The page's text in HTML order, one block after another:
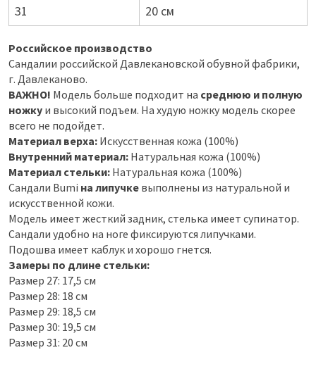
31
20 см
Российское производство
Сандалии российской Давлекановской обувной фабрики,
г. Давлеканово.
ВАЖНО! Модель больше подходит на среднюю и полную
ножку и высокий подъем. На худую ножку модель скорее
всего не подойдет.
Материал верха: Искусственная кожа (100%)
Внутренний материал: Натуральная кожа (100%)
Материал стельки: Натуральная кожа (100%)
Сандали Bumi на липучке выполнены из натуральной и
искусственной кожи.
Модель имеет жесткий задник, стелька имеет супинатор.
Сандали удобно на ноге фиксируются липучками.
Подошва имеет каблук и хорошо гнется.
Замеры по длине стельки:
Размер 27: 17,5 см
Размер 28: 18 см
Размер 29: 18,5 см
Размер 30: 19,5 см
Размер 31: 20 см